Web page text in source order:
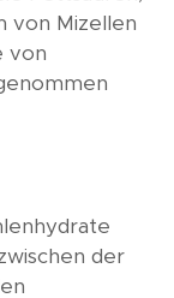
von Mizellen
von
der